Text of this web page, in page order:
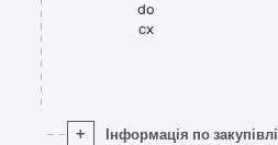
do
cx
+ Інформація по закупівлі